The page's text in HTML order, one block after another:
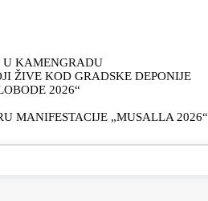
U KAMENGRADU
ŽIVE KOD GRADSKE DEPONIJE
2026“
MANIFESTACIJE „MUSALLA 2026“